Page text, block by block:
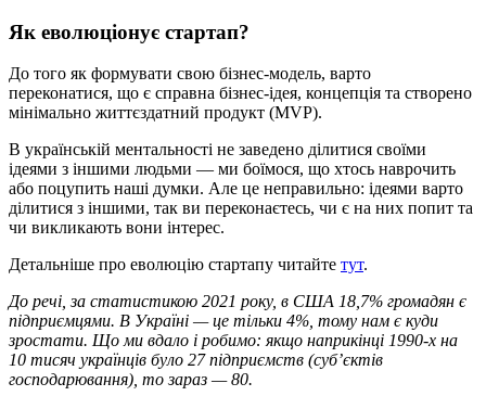
Як еволюціонує стартап?
До того як формувати свою бізнес-модель, варто
переконатися, що є справна бізнес-ідея, концепція та створено
мінімально життєздатний продукт (MVP).
В українській ментальності не заведено ділитися своїми
ідеями з іншими людьми — ми боїмося, що хтось наврочить
або поцупить наші думки. Але це неправильно: ідеями варто
ділитися з іншими, так ви переконаєтесь, чи є на них попит та
чи викликають вони інтерес.
Детальніше про еволюцію стартапу читайте тут.
До речі, за статистикою 2021 року, в США 18,7% громадян є
підприємцями. В Україні — це тільки 4%, тому нам є куди
зростати. Що ми вдало і робимо: якщо наприкінці 1990-х на
10 тисяч українців було 27 підприємств (суб’єктів
господарювання), то зараз — 80.